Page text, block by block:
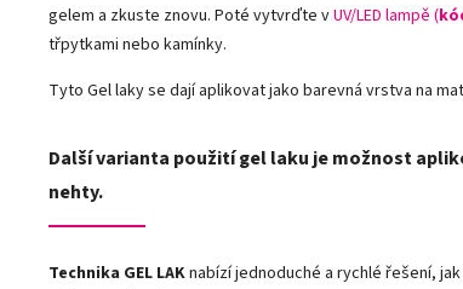
gelem a zkuste znovu. Poté vytvrďte vUV/LED lampě (
třpytkami nebo kamínky.
Tyto Gel laky se dají aplikovat jako barevná vrstva na
Další varianta použití gel laku je možnost
nehty.
Technika GEL LAKnabízí jednoduché a rychlé řešení,